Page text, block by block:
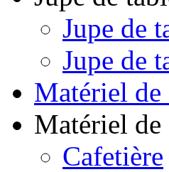
Jupe de
Jupe de
Matériel de
Matériel de
Cafetière